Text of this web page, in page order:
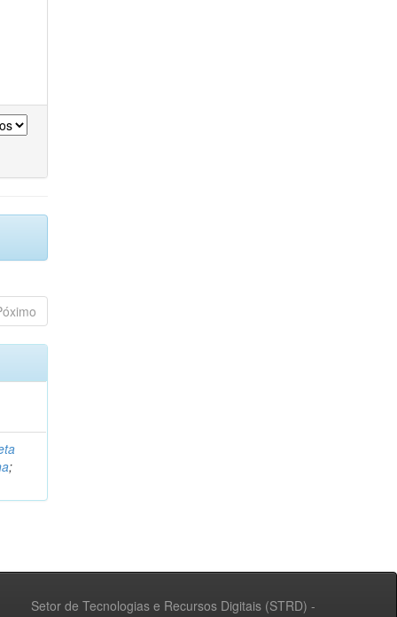
;
Setor de Tecnologias e Recursos Digitais (STRD) -